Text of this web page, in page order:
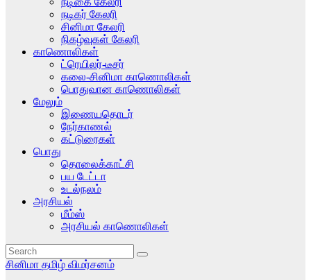
நடிகர் கேலரி
சினிமா கேலரி
நிகழ்வுகள் கேலரி
காணொலிகள்
ட்ரெயிலர்-டீசர்
கலை-சினிமா காணொலிகள்
பொதுவான காணொலிகள்
மேலும்
இணையதொடர்
நேர்காணல்
கட்டுரைகள்
பொது
தொலைக்காட்சி
பய டேட்டா
உடல்நலம்
அரசியல்
மீம்ஸ்
அரசியல் காணொலிகள்
சினிமா தமிழ் விமர்சனம்